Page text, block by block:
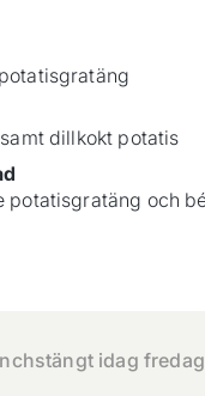
dillkokt potatis
potatisgratäng och
idag fredag